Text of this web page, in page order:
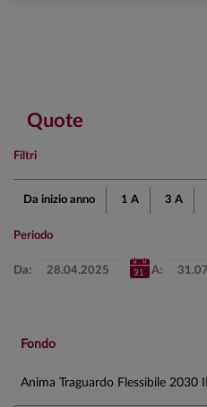
Quote
Filtri
Da inizio anno 1 A 3 A
Periodo
Da: A:
Fondo
Anima Traguardo Flessibile 2030 III